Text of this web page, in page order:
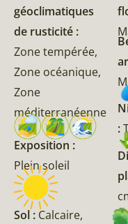
géoclimatiques
de rusticité :
Zone tempérée,
Zone océanique,
Zone
méditerranéenne
Exposition :
Plein soleil
Sol : Calcaire,
: